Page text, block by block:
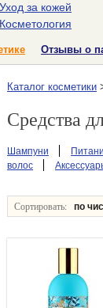
Уход за кожей
Косметология
Отзывы о
Каталог косметики
Средства
Шампуни
волос
Сортировать: по